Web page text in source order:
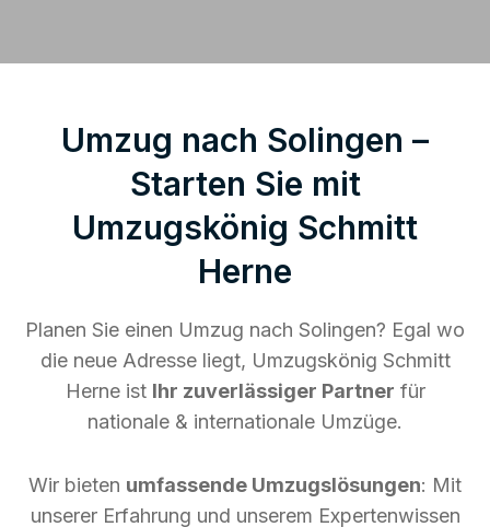
Umzug nach Solingen –
Starten Sie mit
Umzugskönig Schmitt
Herne
Planen Sie einen Umzug nach Solingen? Egal wo
die neue Adresse liegt, Umzugskönig Schmitt
Herne ist Ihr zuverlässiger Partner für
nationale & internationale Umzüge.
Wir bieten umfassende Umzugslösungen: Mit
unserer Erfahrung und unserem Expertenwissen